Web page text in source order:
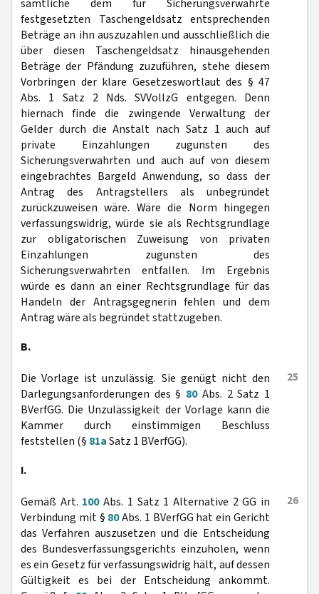
sämtliche dem für Sicherungsverwahrte
festgesetzten Taschengeldsatz entsprechenden
Beträge an ihn auszuzahlen und ausschließlich die
über diesen Taschengeldsatz hinausgehenden
Beträge der Pfändung zuzuführen, stehe diesem
Vorbringen der klare Gesetzeswortlaut des § 47
Abs. 1 Satz 2 Nds. SVVollzG entgegen. Denn
hiernach finde die zwingende Verwaltung der
Gelder durch die Anstalt nach Satz 1 auch auf
private Einzahlungen zugunsten des
Sicherungsverwahrten und auch auf von diesem
eingebrachtes Bargeld Anwendung, so dass der
Antrag des Antragstellers als unbegründet
zurückzuweisen wäre. Wäre die Norm hingegen
verfassungswidrig, würde sie als Rechtsgrundlage
zur obligatorischen Zuweisung von privaten
Einzahlungen zugunsten des
Sicherungsverwahrten entfallen. Im Ergebnis
würde es dann an einer Rechtsgrundlage für das
Handeln der Antragsgegnerin fehlen und dem
Antrag wäre als begründet stattzugeben.
B.
25
Die Vorlage ist unzulässig. Sie genügt nicht den
Darlegungsanforderungen des § 80Abs. 2 Satz 1
BVerfGG. Die Unzulässigkeit der Vorlage kann die
Kammer durch einstimmigen Beschluss
feststellen (§ 81aSatz 1 BVerfGG).
I.
26
Gemäß Art. 100Abs. 1 Satz 1 Alternative 2 GG in
Verbindung mit § 80Abs. 1 BVerfGG hat ein Gericht
das Verfahren auszusetzen und die Entscheidung
des Bundesverfassungsgerichts einzuholen, wenn
es ein Gesetz für verfassungswidrig hält, auf dessen
Gültigkeit es bei der Entscheidung ankommt.